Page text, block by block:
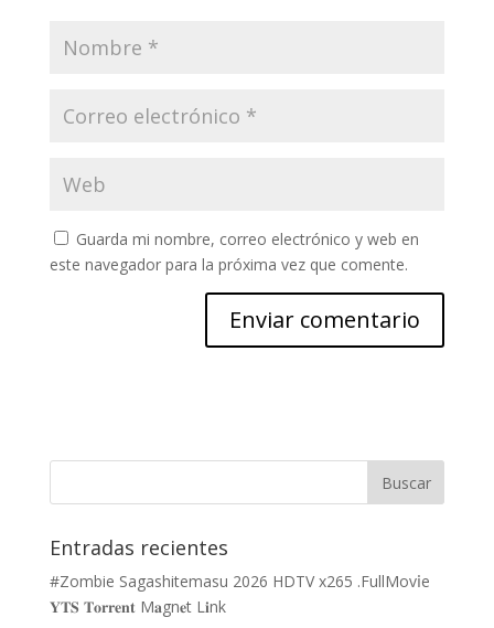
Guarda mi nombre, correo electrónico y web en
este navegador para la próxima vez que comente.
Entradas recientes
#Zombie Sagashitemasu 2026 HDTV x265 .FullMov𝗂e
𝐘𝐓𝐒 𝐓𝐨𝐫𝐫𝐞𝐧𝐭 M𝐚gn𝐞t L𝐢nk